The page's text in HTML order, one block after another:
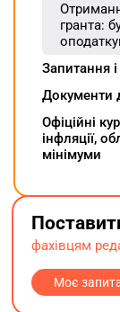
гранта:
Запитання і
Документи
Oфіційні
інфляції,
мінімуми
фахівцям
Моє